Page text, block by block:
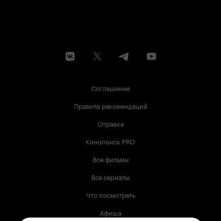
Соглашение
Правила рекомендаций
Справка
Кинопоиск PRO
Все фильмы
Все сериалы
Что посмотреть
Афиша